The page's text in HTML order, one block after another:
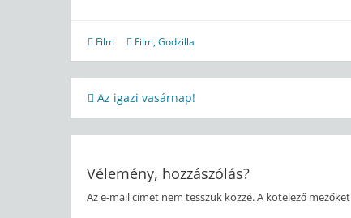
Film Film,Godzilla
Bejegyzés
navigáció
Az igazi vasárnap!
Vélemény, hozzászólás?
Az e-mail címet nem tesszük közzé.A kötelező mezőket